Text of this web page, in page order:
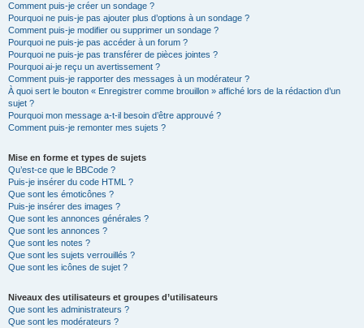
Comment puis-je créer un sondage ?
Pourquoi ne puis-je pas ajouter plus d’options à un sondage ?
Comment puis-je modifier ou supprimer un sondage ?
Pourquoi ne puis-je pas accéder à un forum ?
Pourquoi ne puis-je pas transférer de pièces jointes ?
Pourquoi ai-je reçu un avertissement ?
Comment puis-je rapporter des messages à un modérateur ?
À quoi sert le bouton « Enregistrer comme brouillon » affiché lors de la rédaction d’un
sujet ?
Pourquoi mon message a-t-il besoin d’être approuvé ?
Comment puis-je remonter mes sujets ?
Mise en forme et types de sujets
Qu’est-ce que le BBCode ?
Puis-je insérer du code HTML ?
Que sont les émoticônes ?
Puis-je insérer des images ?
Que sont les annonces générales ?
Que sont les annonces ?
Que sont les notes ?
Que sont les sujets verrouillés ?
Que sont les icônes de sujet ?
Niveaux des utilisateurs et groupes d’utilisateurs
Que sont les administrateurs ?
Que sont les modérateurs ?